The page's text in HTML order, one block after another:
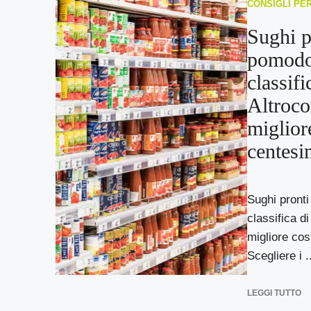
CONSIGLI
Sughi
Sughi
classifica di
migliore
Scegliere i
LEGGI TUTTO